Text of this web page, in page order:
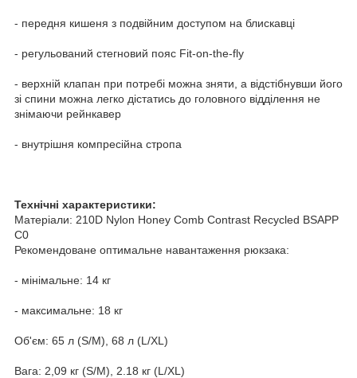
- передня кишеня з подвійним доступом на блискавці
- регульований стегновий пояс Fit-on-the-fly
- верхній клапан при потребі можна зняти, а відстібнувши його
зі спини можна легко дістатись до головного відділення не
знімаючи рейнкавер
- внутрішня компресійна стропа
Технічні характеристики:
Матеріали: 210D Nylon Honey Comb Contrast Recycled BSAPP
C0
Рекомендоване оптимальне навантаження рюкзака:
- мінімальне: 14 кг
- максимальне: 18 кг
Об'єм: 65 л (S/M), 68 л (L/XL)
Вага: 2,09 кг (S/M), 2.18 кг (L/XL)